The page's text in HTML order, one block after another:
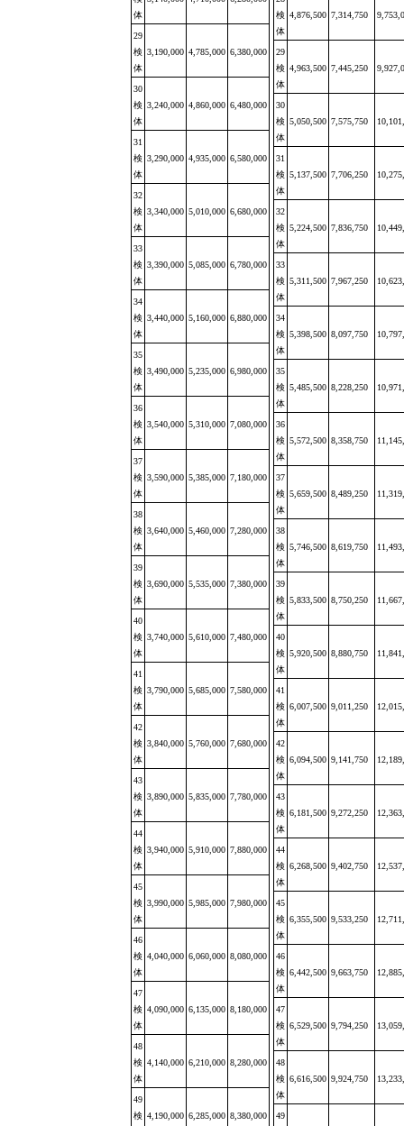
体
29
検
体
3,190,000 4,785,000 6,380,000
30
検
体
3,240,000 4,860,000 6,480,000
31
検
体
3,290,000 4,935,000 6,580,000
32
検
体
3,340,000 5,010,000 6,680,000
33
検
体
3,390,000 5,085,000 6,780,000
34
検
体
3,440,000 5,160,000 6,880,000
35
検
体
3,490,000 5,235,000 6,980,000
36
検
体
3,540,000 5,310,000 7,080,000
37
検
体
3,590,000 5,385,000 7,180,000
38
検
体
3,640,000 5,460,000 7,280,000
39
検
体
3,690,000 5,535,000 7,380,000
40
検
体
3,740,000 5,610,000 7,480,000
41
検
体
3,790,000 5,685,000 7,580,000
42
検
体
3,840,000 5,760,000 7,680,000
43
検
体
3,890,000 5,835,000 7,780,000
44
検
体
3,940,000 5,910,000 7,880,000
45
検
体
3,990,000 5,985,000 7,980,000
46
検
体
4,040,000 6,060,000 8,080,000
47
検
体
4,090,000 6,135,000 8,180,000
48
検
体
4,140,000 6,210,000 8,280,000
49
検 4,190,000 6,285,000 8,380,000
検
体
4,876,500 7,314,750
29
検
体
4,963,500 7,445,250
30
検
体
5,050,500 7,575,750
31
検
体
5,137,500 7,706,250
32
検
体
5,224,500 7,836,750
33
検
体
5,311,500 7,967,250
34
検
体
5,398,500 8,097,750
35
検
体
5,485,500 8,228,250
36
検
体
5,572,500 8,358,750
37
検
体
5,659,500 8,489,250
38
検
体
5,746,500 8,619,750
39
検
体
5,833,500 8,750,250
40
検
体
5,920,500 8,880,750
41
検
体
6,007,500 9,011,250
42
検
体
6,094,500 9,141,750
43
検
体
6,181,500 9,272,250
44
検
体
6,268,500 9,402,750
45
検
体
6,355,500 9,533,250
46
検
体
6,442,500 9,663,750
47
検
体
6,529,500 9,794,250
48
検
体
6,616,500 9,924,750
49